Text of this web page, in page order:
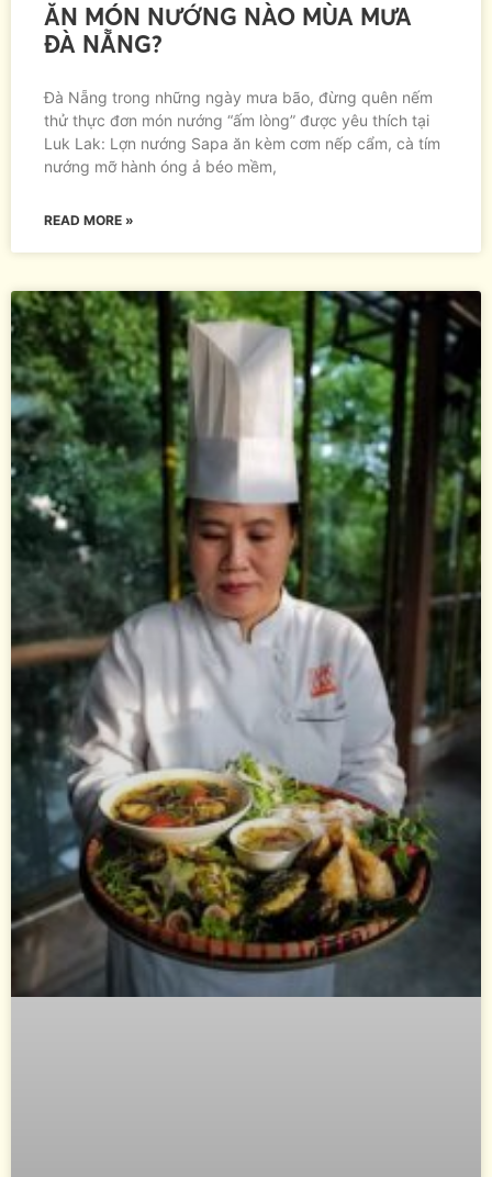
ĂN MÓN NƯỚNG NÀO MÙA MƯA
ĐÀ NẴNG?
Đà Nẵng trong những ngày mưa bão, đừng quên nếm
thử thực đơn món nướng “ấm lòng” được yêu thích tại
Luk Lak: Lợn nướng Sapa ăn kèm cơm nếp cẩm, cà tím
nướng mỡ hành óng ả béo mềm,
READ MORE »